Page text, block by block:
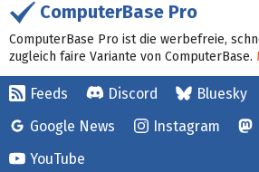
ComputerBase Pro
ComputerBase Pro ist die werbefreie,
zugleich faire Variante von ComputerBase.
Feeds Discord Bluesky
Google News
Instagram
YouTube